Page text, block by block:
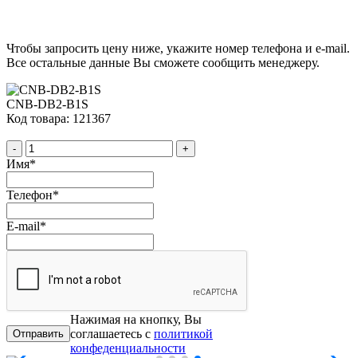
Чтобы запросить цену ниже, укажите номер телефона и e-mail.
Все остальные данные Вы сможете сообщить менеджеру.
CNB-DB2-B1S
Код товара: 121367
- +
Имя*
Телефон*
E-mail*
Нажимая на кнопку, Вы
соглашаетесь с политикой
конфеденциальности